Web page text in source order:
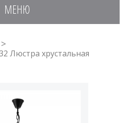
МЕНЮ
Люстра хрустальная